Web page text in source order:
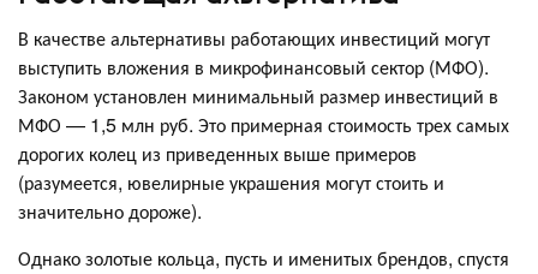
В качестве альтернативы работающих инвестиций могут
выступить вложения в микрофинансовый сектор (МФО).
Законом установлен минимальный размер инвестиций в
МФО — 1,5 млн руб. Это примерная стоимость трех самых
дорогих колец из приведенных выше примеров
(разумеется, ювелирные украшения могут стоить и
значительно дороже).
Однако золотые кольца, пусть и именитых брендов, спустя